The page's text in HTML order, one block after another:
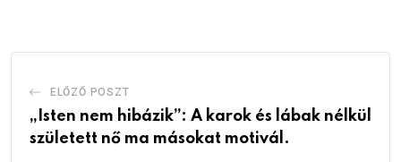
ELŐZŐ POSZT
„Isten nem hibázik”: A karok és lábak nélkül
született nő ma másokat motivál.